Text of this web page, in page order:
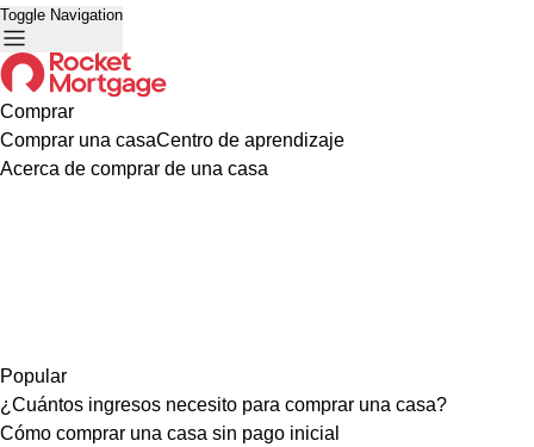
Toggle Navigation
Comprar
Comprar una casaCentro de aprendizaje
Acerca de comprar de una casa
Popular
¿Cuántos ingresos necesito para comprar una casa?
Cómo comprar una casa sin pago inicial